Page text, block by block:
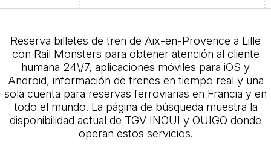
Reserva billetes de tren de Aix-en-Provence a Lille
con Rail Monsters para obtener atención al cliente
humana 24\/7, aplicaciones móviles para iOS y
Android, información de trenes en tiempo real y una
sola cuenta para reservas ferroviarias en Francia y en
todo el mundo. La página de búsqueda muestra la
disponibilidad actual de TGV INOUI y OUIGO donde
operan estos servicios.